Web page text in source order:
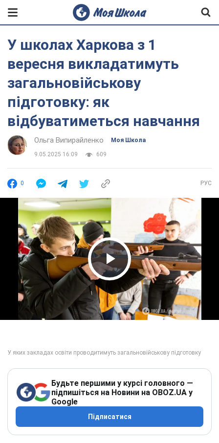
У школах Харкова з 1
вересня викладатимуть
загальновійськову
підготовку: як
відбуватиметься навчання
Ольга Випирайленко Моя Школа
9.05.2025 16:09 609
0 РУС
Play Video
Будьте першими у курсі головного —
підпишіться на Новини на OBOZ.UA у
Google
Підписатися